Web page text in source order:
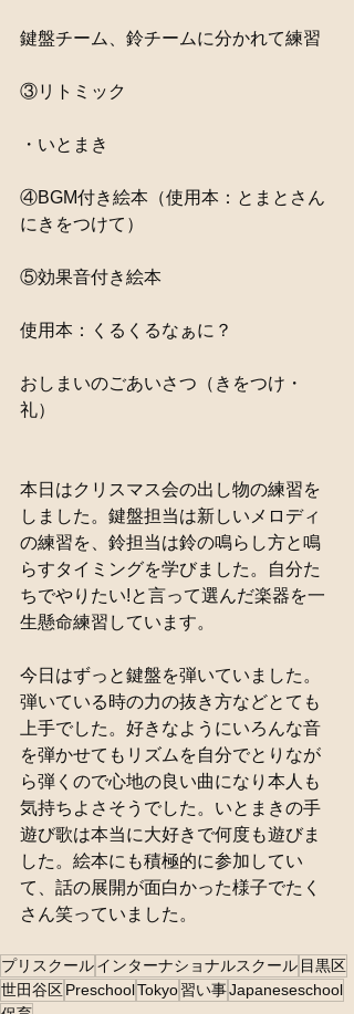
鍵盤チーム、鈴チームに分かれて練習
③リトミック
・いとまき
④BGM付き絵本（使用本：とまとさん
にきをつけて）
⑤効果音付き絵本
使用本：くるくるなぁに？
おしまいのごあいさつ（きをつけ・
礼）
本日はクリスマス会の出し物の練習を
しました。鍵盤担当は新しいメロディ
の練習を、鈴担当は鈴の鳴らし方と鳴
らすタイミングを学びました。自分た
ちでやりたい!と言って選んだ楽器を一
生懸命練習しています。
今日はずっと鍵盤を弾いていました。
弾いている時の力の抜き方などとても
上手でした。好きなようにいろんな音
を弾かせてもリズムを自分でとりなが
ら弾くので心地の良い曲になり本人も
気持ちよさそうでした。いとまきの手
遊び歌は本当に大好きで何度も遊びま
した。絵本にも積極的に参加してい
て、話の展開が面白かった様子でたく
さん笑っていました。
プリスクールインターナショナルスクール 目黒区
世田谷区PreschoolTokyo習い事Japaneseschool